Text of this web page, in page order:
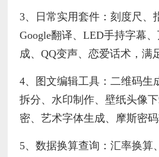
3、日常实用套件：刻度尺、
Google翻译、LED手持字幕
成、QQ变声、恋爱话术，满
4、图文编辑工具：二维码生
拆分、水印制作、壁纸头像
密、艺术字体生成、摩斯密码
5、数据换算查询：汇率换算